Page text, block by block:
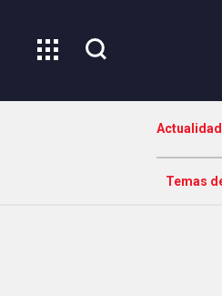
Actualidad
Temas